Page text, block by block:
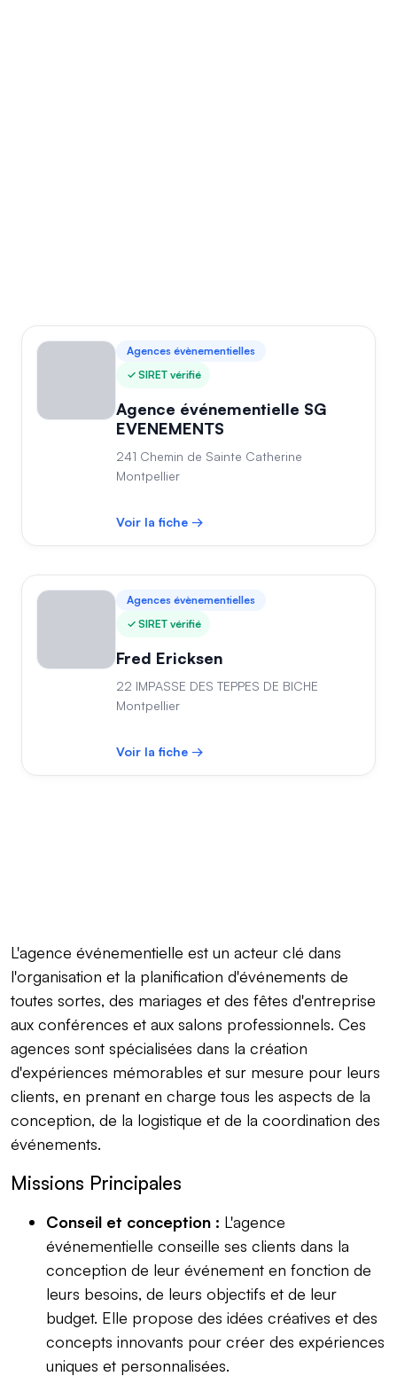
Agences évènementielles
SIRET vérifié
Agence événementielle SG
EVENEMENTS
241 Chemin de Sainte Catherine
Montpellier
Voir la fiche →
Agences évènementielles
SIRET vérifié
Fred Ericksen
22 IMPASSE DES TEPPES DE BICHE
Montpellier
Voir la fiche →
L'agence événementielle est un acteur clé dans
l'organisation et la planification d'événements de
toutes sortes, des mariages et des fêtes d'entreprise
aux conférences et aux salons professionnels. Ces
agences sont spécialisées dans la création
d'expériences mémorables et sur mesure pour leurs
clients, en prenant en charge tous les aspects de la
conception, de la logistique et de la coordination des
événements.
Missions Principales
Conseil et conception : L'agence
événementielle conseille ses clients dans la
conception de leur événement en fonction de
leurs besoins, de leurs objectifs et de leur
budget. Elle propose des idées créatives et des
concepts innovants pour créer des expériences
uniques et personnalisées.